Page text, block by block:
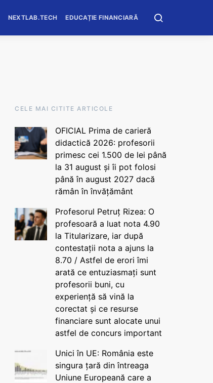
NEXTLAB.TECH EDUCAȚIE FINANCIARĂ
CELE MAI CITITE ARTICOLE
OFICIAL Prima de carieră
didactică 2026: profesorii
primesc cei 1.500 de lei până
la 31 august și îi pot folosi
până în august 2027 dacă
rămân în învățământ
Profesorul Petruț Rizea: O
profesoară a luat nota 4.90
la Titularizare, iar după
contestații nota a ajuns la
8.70 / Astfel de erori îmi
arată ce entuziasmați sunt
profesorii buni, cu
experiență să vină la
corectat și ce resurse
financiare sunt alocate unui
astfel de concurs important
Unici în UE: România este
singura țară din întreaga
Uniune Europeană care a